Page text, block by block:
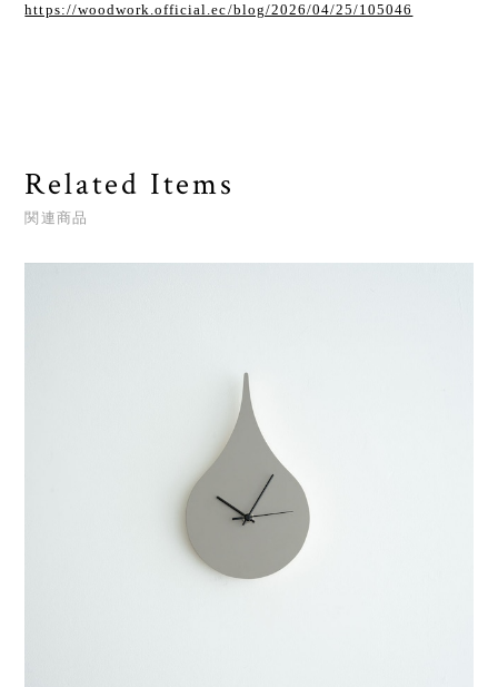
https://woodwork.official.ec/blog/2026/04/25/105046
Related Items
関連商品